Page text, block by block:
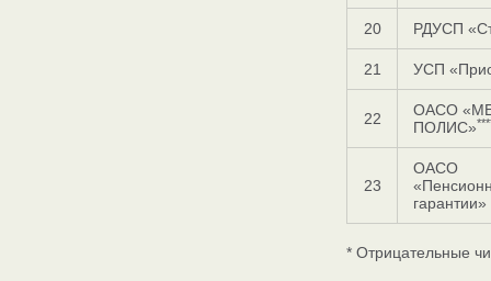
20 РДУСП
21 УСП
22
ОАСО
ПОЛИС»
23
ОАСО
гарантии»
* Отрицательные